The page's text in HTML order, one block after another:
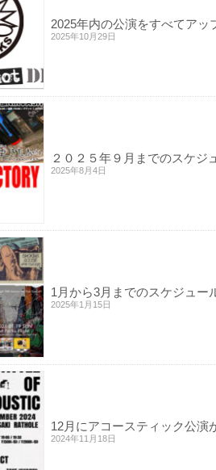
2025年内の公演をすべてアッ
2025年10月29日
２０２５年９月までのスケジ
2025年8月4日
1月から3月までのスケジュー
2025年1月15日
12月にアコースティック公演
2024年11月18日